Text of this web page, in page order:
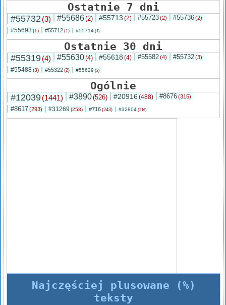
Ostatnie 7 dni
#55732 (3) #55686(2) #55713 (2) #55723(2) #55736(2)
#55693 (1) #55712 (1) #55714 (1)
Ostatnie 30 dni
#55319(4) #55630(4) #55618 (4) #55582(4) #55732(3)
#55488 (3) #55322 (2) #55629 (2)
Ogólnie
#12039(1441) #3890(526) #20916 (488) #8676(315)
#8617(293) #31269 (258) #716 (243) #32804 (216)
Najczęściej plusowane (%)
teksty